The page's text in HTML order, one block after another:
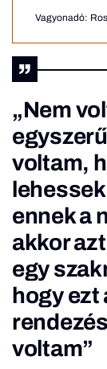
Vagyonadó:
„Nem
voltam,
ennek a
akkor
egy
hogy ezt
voltam”